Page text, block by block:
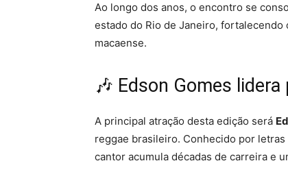
Ao longo dos anos, o encontro se
estado do Rio de Janeiro,
macaense.
🎶 Edson Gomes
A principal atração desta edição será
reggae brasileiro. Conhecido por
cantor acumula décadas de carreira e